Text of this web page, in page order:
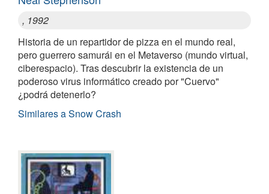
, 1992
Historia de un repartidor de pizza en el mundo real,
pero guerrero samurái en el Metaverso (mundo virtual,
ciberespacio). Tras descubrir la existencia de un
poderoso virus informático creado por "Cuervo"
¿podrá detenerlo?
Similares a Snow Crash